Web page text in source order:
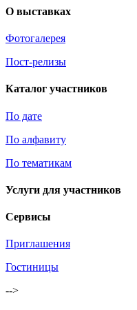
О выставках
Фотогалерея
Пост-релизы
Каталог участников
По дате
По алфавиту
По тематикам
Услуги для участников
Сервисы
Приглашения
Гостиницы
-->